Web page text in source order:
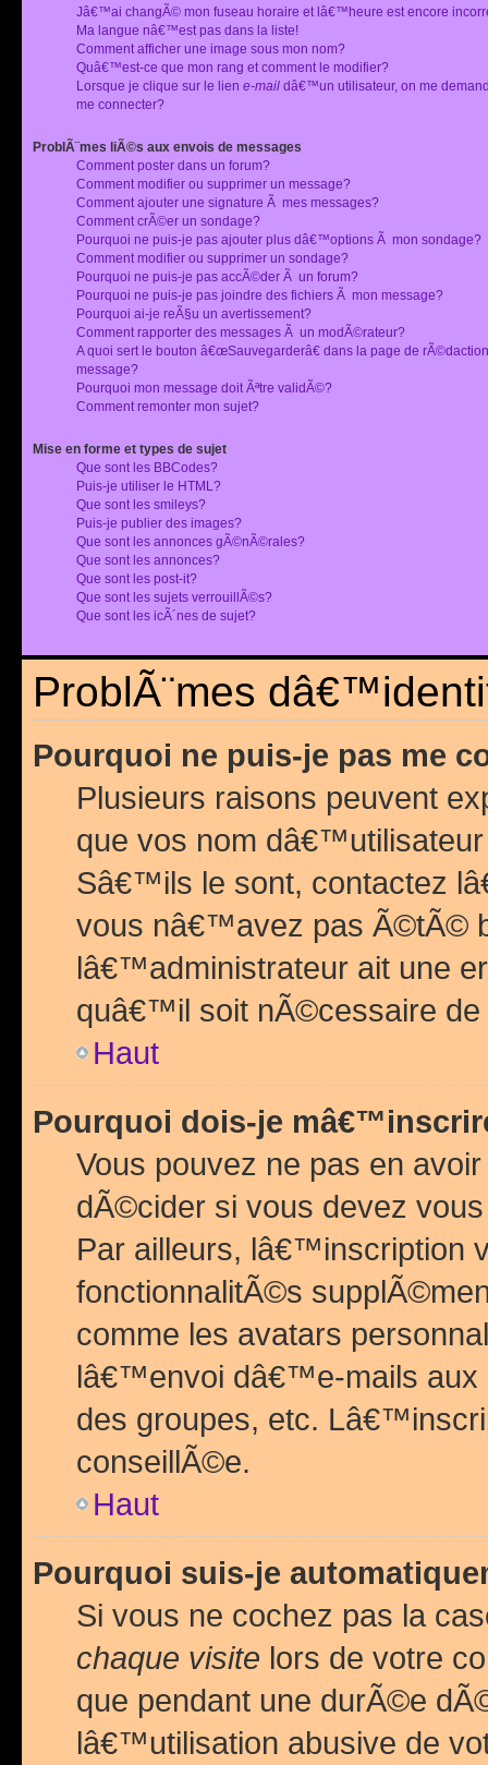
Jâ€™ai changÃ© mon fuseau horaire et lâ€™heure est encore
Ma langue nâ€™est pas dans la liste!
Comment afficher une image sous mon nom?
Quâ€™est-ce que mon rang et comment le modifier?
Lorsque je clique sur le lien e-mail dâ€™un utilisateur, on me
me connecter?
ProblÃ¨mes liÃ©s aux envois de messages
Comment poster dans un forum?
Comment modifier ou supprimer un message?
Comment ajouter une signature Ã mes messages?
Comment crÃ©er un sondage?
Pourquoi ne puis-je pas ajouter plus dâ€™options Ã mon sondage?
Comment modifier ou supprimer un sondage?
Pourquoi ne puis-je pas accÃ©der Ã un forum?
Pourquoi ne puis-je pas joindre des fichiers Ã mon message?
Pourquoi ai-je reÃ§u un avertissement?
Comment rapporter des messages Ã un modÃ©rateur?
A quoi sert le bouton â€œSauvegarderâ€ dans la page de
message?
Pourquoi mon message doit Ãªtre validÃ©?
Comment remonter mon sujet?
Mise en forme et types de sujet
Que sont les BBCodes?
Puis-je utiliser le HTML?
Que sont les smileys?
Puis-je publier des images?
Que sont les annonces gÃ©nÃ©rales?
Que sont les annonces?
Que sont les post-it?
Que sont les sujets verrouillÃ©s?
Que sont les icÃ´nes de sujet?
ProblÃ¨mes
Pourquoi ne puis-je pas me
Plusieurs raisons peuvent
que vos nom
Sâ€™ils le sont, contactez
vous nâ€™avez pas Ã©tÃ©
lâ€™administrateur ait une
quâ€™il soit nÃ©cessaire de
Haut
Pourquoi dois-je
Vous pouvez ne pas en
dÃ©cider si vous devez
Par ailleurs, lâ€™inscription
fonctionnalitÃ©s
comme les avatars
lâ€™envoi dâ€™e-mails
des groupes, etc.
conseillÃ©e.
Haut
Pourquoi suis-je
Si vous ne cochez pas la
chaque visite lors de votre
que pendant une durÃ©e
lâ€™utilisation abusive de